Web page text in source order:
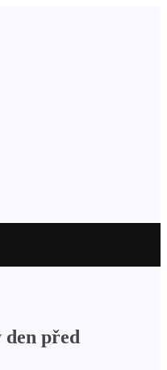
den před